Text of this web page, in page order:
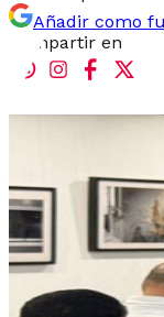
Añadir como
Compartir en